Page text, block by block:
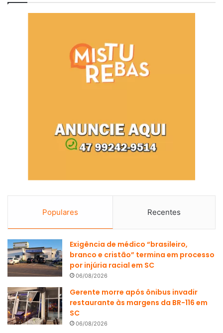
Populares Recentes
Exigência de médico “brasileiro,
branco e cristão” termina em processo
por injúria racial em SC
06/08/2026
Gerente morre após ônibus invadir
restaurante às margens da BR-116 em
SC
06/08/2026